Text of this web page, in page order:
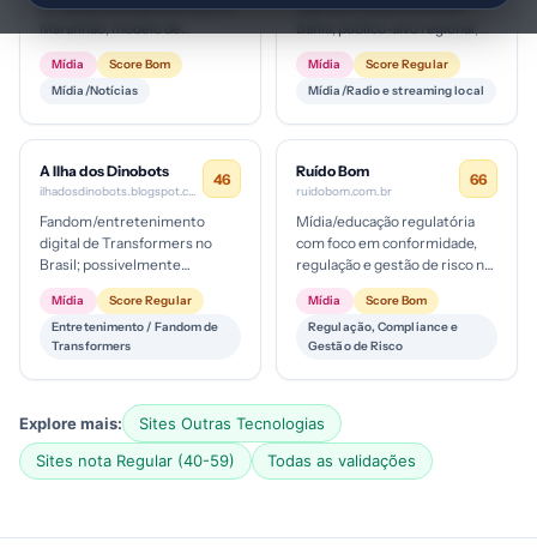
portal de notícias com foco no
negócios baseado em
publicidade e conteúdo
pago/assinatura ...
Mídia
Score Bom
Mídia/Notícias
digital provávelmente em
com possível monetização via
publicidade local, patrocíni...
Mídia
Score Regular
Mídia/Radio e streaming local
A Ilha dos Dinobots
ilhadosdinobots.blogspot.com
46
Fandom/entretenimento
digital de Transformers no
Brasil; possivelmente
monetização por meio de
tráfego de fãs, parcerias de
conteúdo ou p...
Mídia
Score Regular
Entretenimento / Fandom de
Transformers
Ruído Bom
ruidobom.com.br
66
Mídia/educação regulatória
com foco em conformidade,
regulação e gestão de risco no
Brasil. Público corporativo de
PME a grandes empresas...
Mídia
Score Bom
Regulação, Compliance e
Gestão de Risco
Explore mais:
Sites Outras Tecnologias
Sites nota Regular (40-59)
Todas as validações